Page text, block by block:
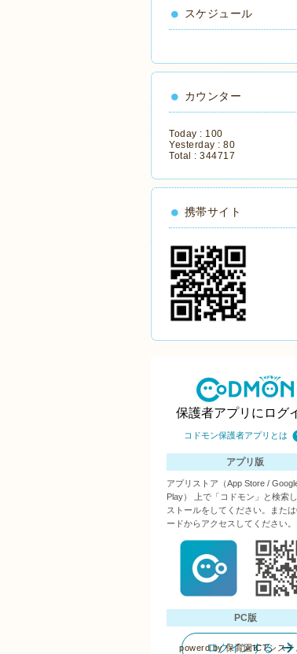
スケジュール
カウンター
Today : 100
Yesterday : 80
Total : 344717
携帯サイト
powerd by保育園ICTシステ